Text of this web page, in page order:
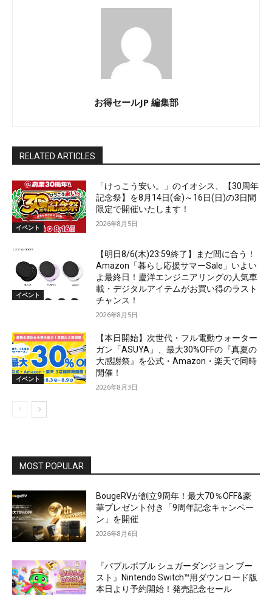
お得セールJP 編集部
RELATED ARTICLES
イベント
「けっこう安い。」のイオシス、【30周年
記念祭】を8月14日(金)～16日(日)の3日間
限定で開催いたします！
2026年8月5日
イベント
【明日8/6(木)23:59終了】まだ間に合う！
Amazon「暮らし応援サマーSale」いよい
よ最終日！慶洋エンジニアリングの人気車
載・デジタルアイテムがお買い得のラスト
チャンス！
2026年8月5日
イベント
【本日開始】次世代・フル電動ウォーター
ガン「ASUYA」、最大30%OFFの『真夏の
大感謝祭』を公式・Amazon・楽天で同時
開催！
2026年8月3日
MOST POPULAR
BougeRVが創立9周年！最大70％OFF&豪
華プレゼント付き「9周年記念キャンペー
ン」を開催
2026年8月6日
『バブルボブル シュガーダンジョン ブー
スト』Nintendo Switch™用ダウンロード版
本日より予約開始！発売記念セール